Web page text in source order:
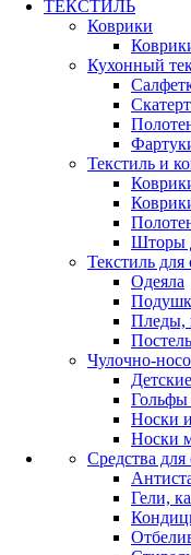
ТЕКСТИЛЬ
Коврики
Кухонный
Текстиль и
Шторы
Текстиль для
Одеяла
Пледы,
Чулочно-
Гольфы
Носки
Носки
Средства для
Гели,